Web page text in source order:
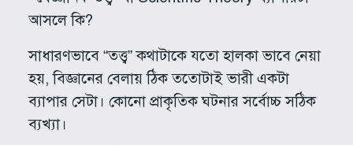
আসলে কি?
সাধারণভাবে “তত্ত্ব” কথাটাকে যতো হালকা ভাবে নেয়া
হয়, বিজ্ঞানের বেলায় ঠিক ততোটাই ভারী একটা
ব্যাপার সেটা। কোনো প্রাকৃতিক ঘটনার সর্বোচ্চ সঠিক
ব্যখ্যা।